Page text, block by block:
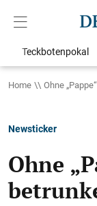
Teckbotenpokal
Home Ohne
Newsticker
Ohne